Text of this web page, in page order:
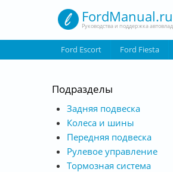
FordManual.ru
Руководства и поддержка
Ford Escort Ford Fiesta
Подразделы
Задняя подвеска
Колеса и шины
Передняя подвеска
Рулевое управление
Тормозная система